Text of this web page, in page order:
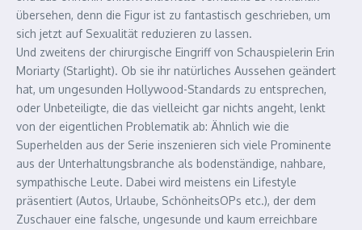
übersehen, denn die Figur ist zu fantastisch geschrieben, um
sich jetzt auf Sexualität reduzieren zu lassen.
Und zweitens der chirurgische Eingriff von Schauspielerin Erin
Moriarty (Starlight). Ob sie ihr natürliches Aussehen geändert
hat, um ungesunden Hollywood-Standards zu entsprechen,
oder Unbeteiligte, die das vielleicht gar nichts angeht, lenkt
von der eigentlichen Problematik ab: Ähnlich wie die
Superhelden aus der Serie inszenieren sich viele Prominente
aus der Unterhaltungsbranche als bodenständige, nahbare,
sympathische Leute. Dabei wird meistens ein Lifestyle
präsentiert (Autos, Urlaube, SchönheitsOPs etc.), der dem
Zuschauer eine falsche, ungesunde und kaum erreichbare